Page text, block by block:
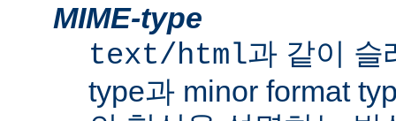
MIME-type
text/html과 같이 슬
type과 minor format